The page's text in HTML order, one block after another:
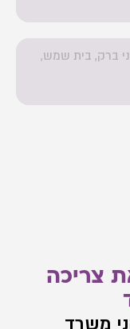
ברק, בית שמש,
צריכה
משרד